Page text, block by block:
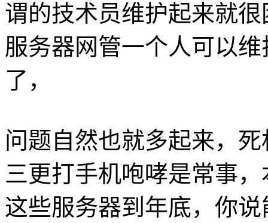
谓的技术员维护起来就
服务器网管一个人可以
了，
问题自然也就多起来，
三更打手机咆哮是常事
这些服务器到年底，你